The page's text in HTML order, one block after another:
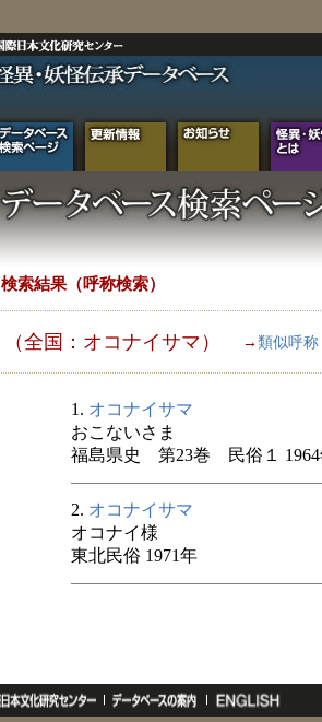
検索結果（呼称検索）
（全国：オコナイサマ） → 類似呼称
1. オコナイサマ
おこないさま
福島県史 第23巻 民俗１ 1964
2. オコナイサマ
オコナイ様
東北民俗 1971年